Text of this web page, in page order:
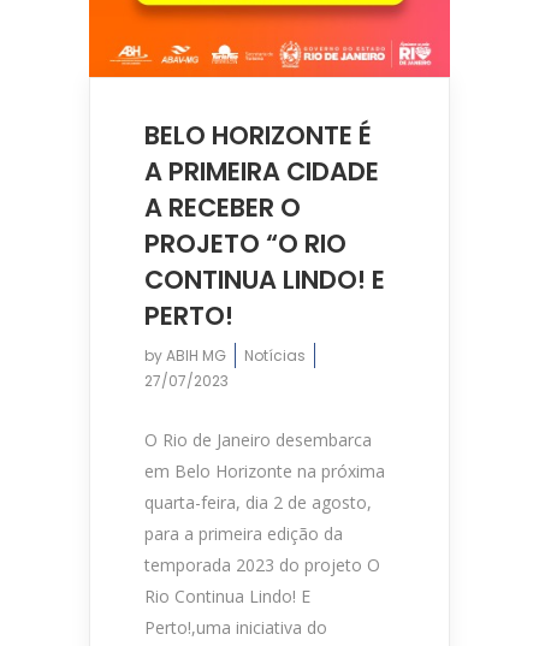
BELO HORIZONTE É
A PRIMEIRA CIDADE
A RECEBER O
PROJETO “O RIO
CONTINUA LINDO! E
PERTO!
byABIH MG
Notícias
27/07/2023
O Rio de Janeiro desembarca
em Belo Horizonte na próxima
quarta-feira, dia 2 de agosto,
para a primeira edição da
temporada 2023 do projeto O
Rio Continua Lindo! E
Perto!,uma iniciativa do